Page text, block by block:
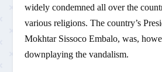
widely condemned all over the
various religions. The country’s
Mokhtar Sissoco Embalo, was,
downplaying the vandalism.